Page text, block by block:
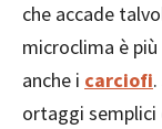
che accade
microclima è
anche i carciofi
ortaggi